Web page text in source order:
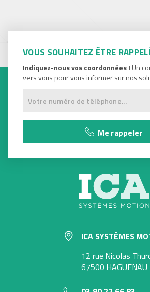
VOUS SOUHAITEZ ÊTRE
Indiquez-nous vos coordonnées ! Un
vers vous pour vous informer sur nos
Me rappeler
ICA SYSTÈMES
12 rue Nicolas
67500 HAGUENAU